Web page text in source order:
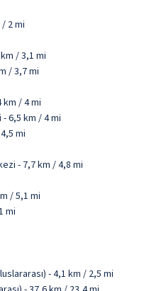
2 mi
/ 3,1 mi
/ 3,7 mi
km / 4 mi
6,5 km / 4 mi
mi
- 7,7 km / 4,8 mi
/ 5,1 mi
mi
- 4,1 km / 2,5 mi